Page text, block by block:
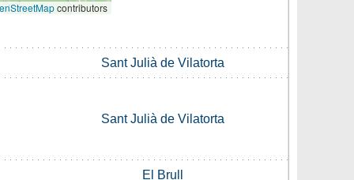
contributors
Sant Julià de Vilatorta
Sant Julià de Vilatorta
El Brull